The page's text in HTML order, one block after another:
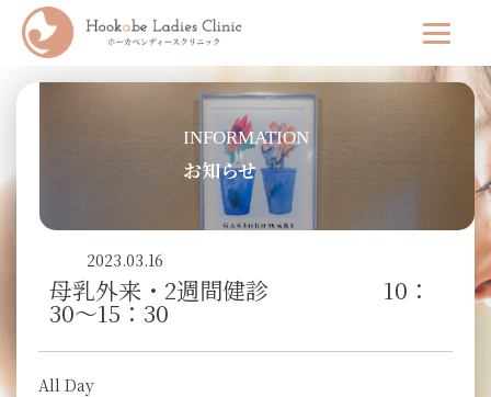
INFORMATION
お知らせ
2023.03.16
母乳外来・2週間健診 10：
30～15：30
All Day